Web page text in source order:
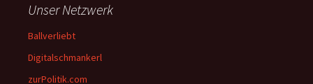
Unser Netzwerk
Ballverliebt
Digitalschmankerl
zurPolitik.com